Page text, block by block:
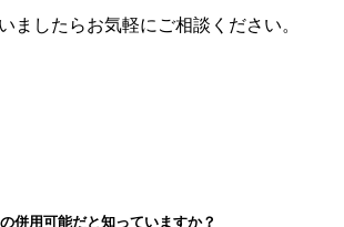
ましたらお気軽にご相談ください。
併用可能だと知っていますか？